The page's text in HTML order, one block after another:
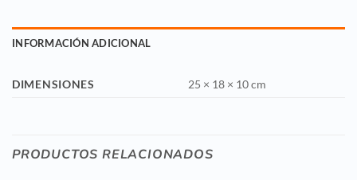
INFORMACIÓN ADICIONAL
DIMENSIONES 25 × 18 × 10 cm
PRODUCTOS RELACIONADOS